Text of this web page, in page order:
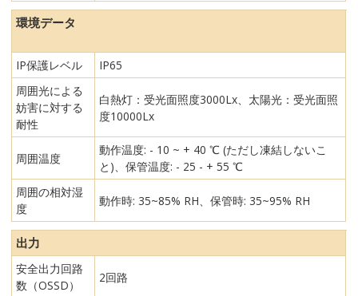
環境データ
IP保護レベル
IP65
周囲光による
妨害に対する
耐性
白熱灯：受光面照度3000Lx、太陽光：受光面照
度10000Lx
周囲温度
動作温度: - 10 ~ + 40 ℃ (ただし凍結しないこ
と)、保管温度: - 25 - + 55 ℃
周囲の相対湿
度
動作時: 35~85% RH、保管時: 35~95% RH
出力
安全出力回路
数（OSSD）
2回路